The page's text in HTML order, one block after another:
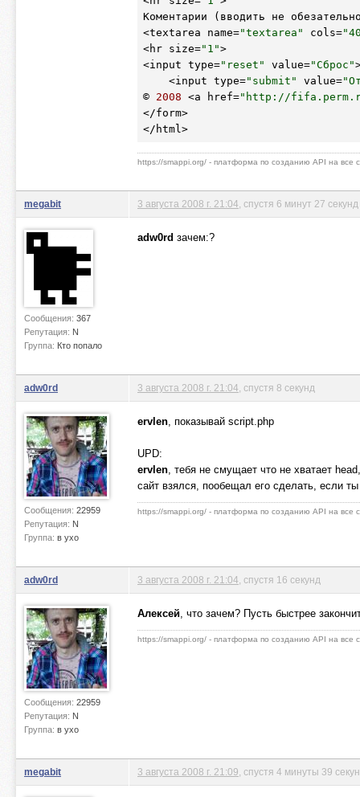
Коментарии (вводить не
<textarea name="textarea" cols=
<hr size="1">
<input type="reset" value="Сброс"
    <input type=
"submit" value=
© 2008 <a href="http://
</form>
</html>
https://smappi.org/ - платформа по созданию API на все
megabit
Сообщения: 367
Репутация: N
Группа: Кто попало
3 августа 2008 г. 21:04 , спустя 6 минут 27 секунд
adw0rd зачем:?
adw0rd
Сообщения: 22959
Репутация: N
Группа: в ухо
3 августа 2008 г. 21:04 , спустя 8 секунд
ervlen, показывай script.php
UPD:
ervlen, тебя не смущает что не хватает
сайт взялся, пообещал его сделать, если
https://smappi.org/ - платформа по созданию API на все
adw0rd
Сообщения: 22959
Репутация: N
Группа: в ухо
3 августа 2008 г. 21:04 , спустя 16 секунд
Алексей, что зачем? Пусть быстрее
https://smappi.org/ - платформа по созданию API на все
megabit 3 августа 2008 г. 21:09 , спустя 4 минуты 39